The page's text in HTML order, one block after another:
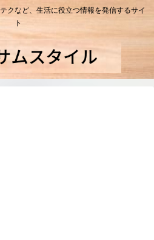
クなど、生活に役立つ情報を発信するサイ
ト